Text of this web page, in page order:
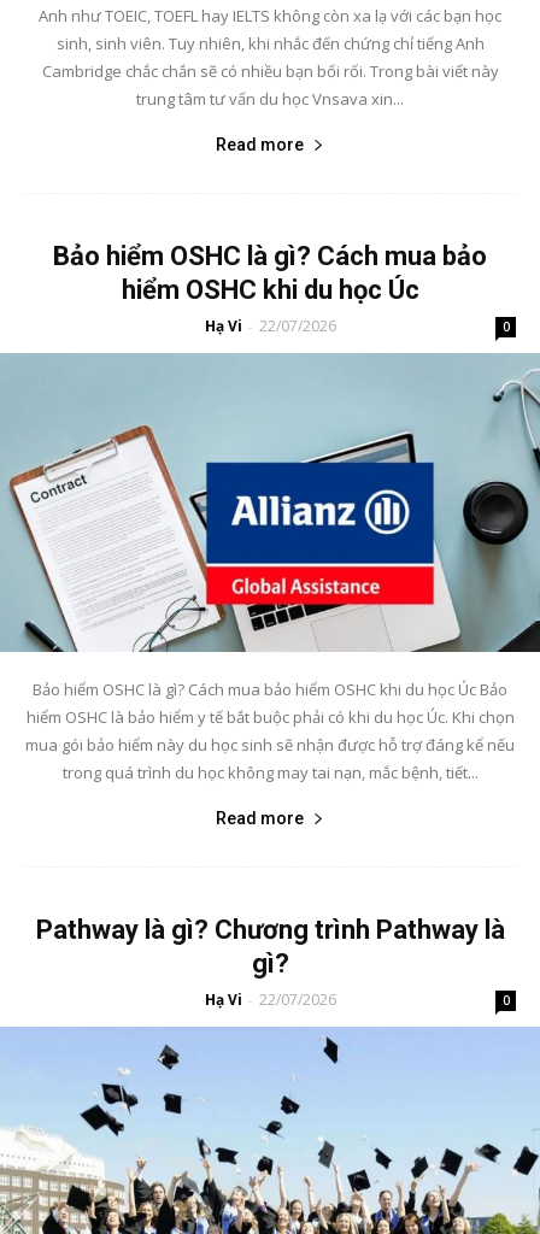
Anh như TOEIC, TOEFL hay IELTS không còn xa lạ với các bạn học
sinh, sinh viên. Tuy nhiên, khi nhắc đến chứng chỉ tiếng Anh
Cambridge chắc chắn sẽ có nhiều bạn bối rối. Trong bài viết này
trung tâm tư vấn du học Vnsava xin...
Read more
Bảo hiểm OSHC là gì? Cách mua bảo
hiểm OSHC khi du học Úc
Hạ Vi - 22/07/2026 0
Bảo hiểm OSHC là gì? Cách mua bảo hiểm OSHC khi du học Úc Bảo
hiểm OSHC là bảo hiểm y tế bắt buộc phải có khi du học Úc. Khi chọn
mua gói bảo hiểm này du học sinh sẽ nhận được hỗ trợ đáng kể nếu
trong quá trình du học không may tai nạn, mắc bệnh, tiết...
Read more
Pathway là gì? Chương trình Pathway là
gì?
Hạ Vi - 22/07/2026 0